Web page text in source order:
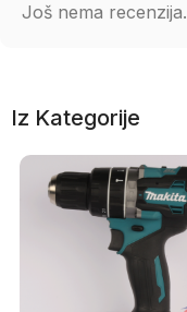
Još nema recenzija.
Iz Kategorije